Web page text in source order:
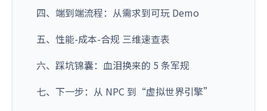
四、端到端流程：从需求到可玩 Demo
五、性能-成本-合规 三维速查表
六、踩坑锦囊：血泪换来的 5 条军规
七、下一步：从 NPC 到“虚拟世界引擎”